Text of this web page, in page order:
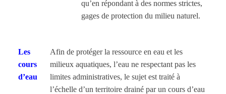
qu’en répondant à des normes strictes,
gages de protection du milieu naturel.
Les
cours
d’eau
Afin de protéger la ressource en eau et les
milieux aquatiques, l’eau ne respectant pas les
limites administratives, le sujet est traité à
l’échelle d’un territoire drainé par un cours d’eau